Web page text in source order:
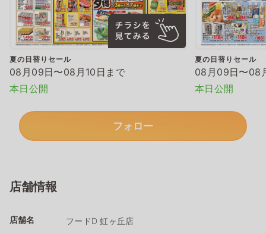
夏の日替りセール
08月09日〜08月10日まで
本日公開
夏の日替りセール
08月09日〜08
本日公開
フォロー
店舗情報
店舗名 フードD 虹ヶ丘店